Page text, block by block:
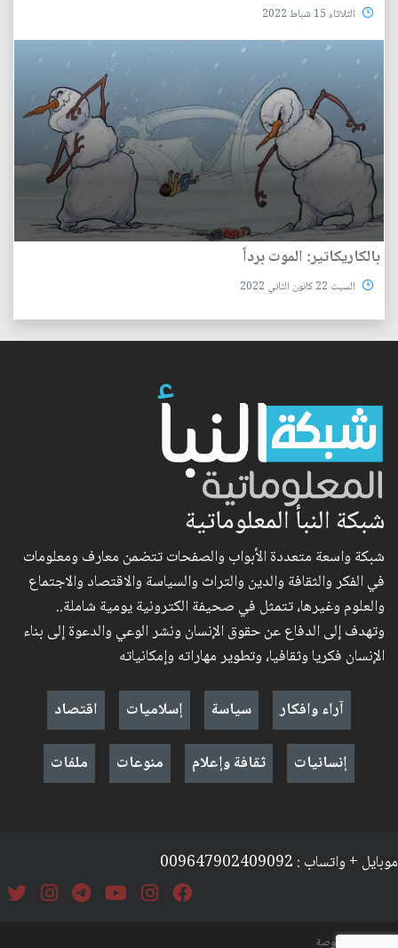
الثلاثاء 15 شباط 2022
بالكاريكاتير: الموت برداً
السبت 22 كانون الثاني 2022
شبكة النبأ المعلوماتية
شبكة واسعة متعددة الأبواب والصفحات تتضمن معارف ومعلومات
في الفكر والثقافة والدين والتراث والسياسة والاقتصاد والاجتماع
والعلوم وغيرها، تتمثل في صحيفة الكترونية يومية شاملة..
وتهدف إلى الدفاع عن حقوق الإنسان ونشر الوعي والدعوة إلى بناء
الإنسان فكريا وثقافيا، وتطوير مهاراته وإمكانياته
آراء وافكار
سياسة إسلاميات
اقتصاد
إنسانيات
ثقافة وإعلام منوعات ملفات
موبايل + واتساب : 009647902409092
السياسة والخصوصة